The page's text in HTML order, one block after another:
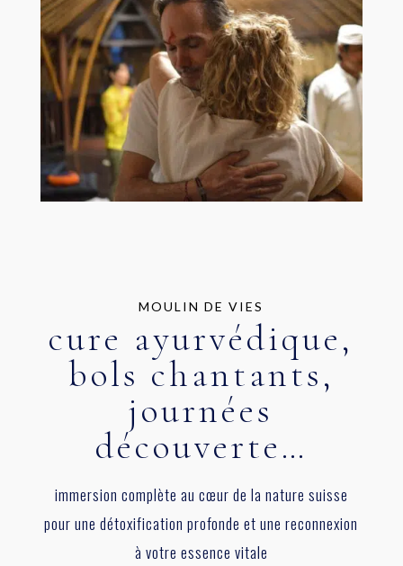
MOULIN DE VIES
cure ayurvédique,
bols chantants,
journées
découverte…
immersion complète au cœur de la nature suisse
pour une détoxification profonde et une reconnexion
à votre essence vitale